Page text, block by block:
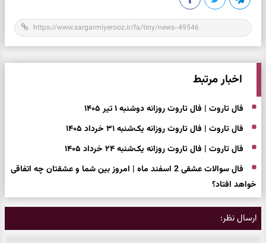
اخبار مرتبط
فال تاروت | فال تاروت روزانه دوشنبه ۱ تیر ۱۴۰۵
فال تاروت | فال تاروت روزانه یک‌شنبه ۳۱ خرداد ۱۴۰۵
فال تاروت | فال تاروت روزانه یک‌شنبه ۲۴ خرداد ۱۴۰۵
فال سوالات عشقی 2 اسفند ماه | امروز بین شما و عشقتان چه اتفاقی
خواهد افتاد؟
ارسال نظر: